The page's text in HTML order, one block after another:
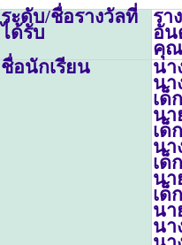
ระดับ/ชื่อรางวัลที่
ได้รับ
ร
อั
คุณ
ชื่อนักเรียน
นา
นา
เด็
นา
เด็
นา
เด็
นา
เด็
นา
นา